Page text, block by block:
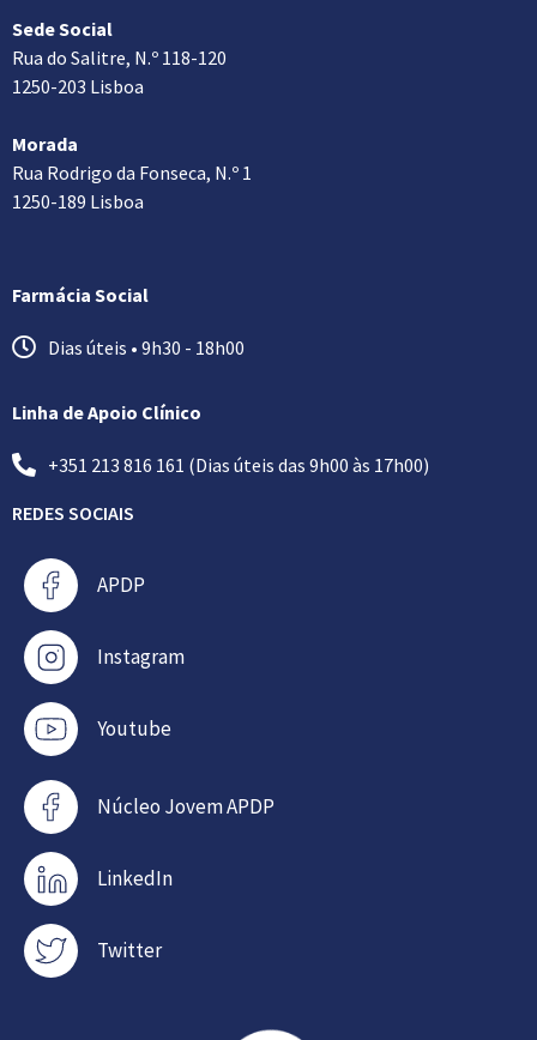
Sede Social
Rua do Salitre, N.º 118-120
1250-203 Lisboa
Morada
Rua Rodrigo da Fonseca, N.º 1
1250-189 Lisboa
Farmácia Social
Dias úteis • 9h30 - 18h00
Linha de Apoio Clínico
+351 213 816 161 (Dias úteis das 9h00 às 17h00)
REDES SOCIAIS
APDP
Instagram
Youtube
Núcleo Jovem APDP
LinkedIn
Twitter